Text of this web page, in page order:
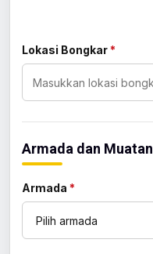
Lokasi Bongkar*
Armada dan Muatan
Armada *